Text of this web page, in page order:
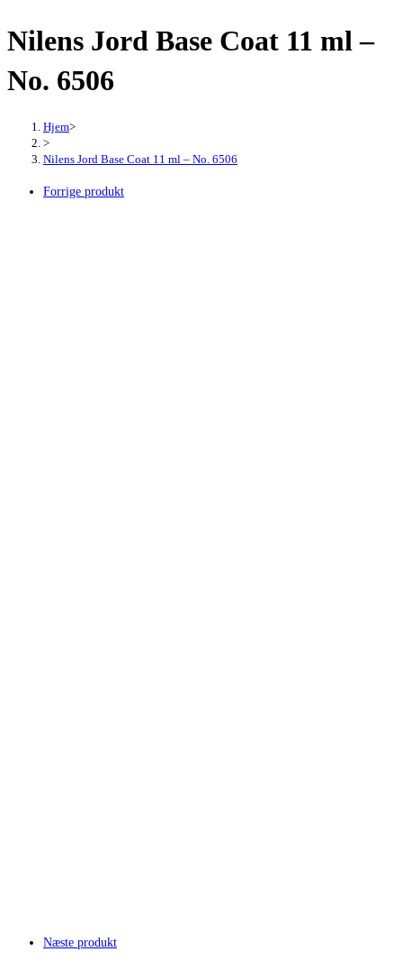
Nilens Jord Base Coat 11 ml –
No. 6506
Hjem>
>
Nilens Jord Base Coat 11 ml – No. 6506
Forrige produkt
Næste produkt